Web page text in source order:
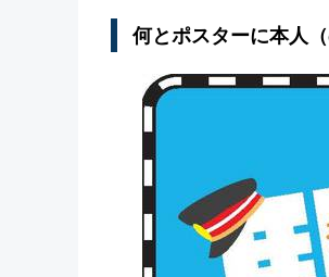
何とポスターに本人